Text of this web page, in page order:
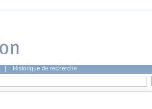
Historique de recherche